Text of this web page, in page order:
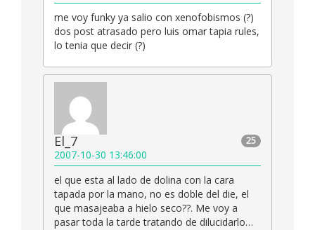
me voy funky ya salio con xenofobismos (?)
dos post atrasado pero luis omar tapia rules,
lo tenia que decir (?)
25
El_7
2007-10-30 13:46:00
el que esta al lado de dolina con la cara
tapada por la mano, no es doble del die, el
que masajeaba a hielo seco??. Me voy a
pasar toda la tarde tratando de dilucidarlo…